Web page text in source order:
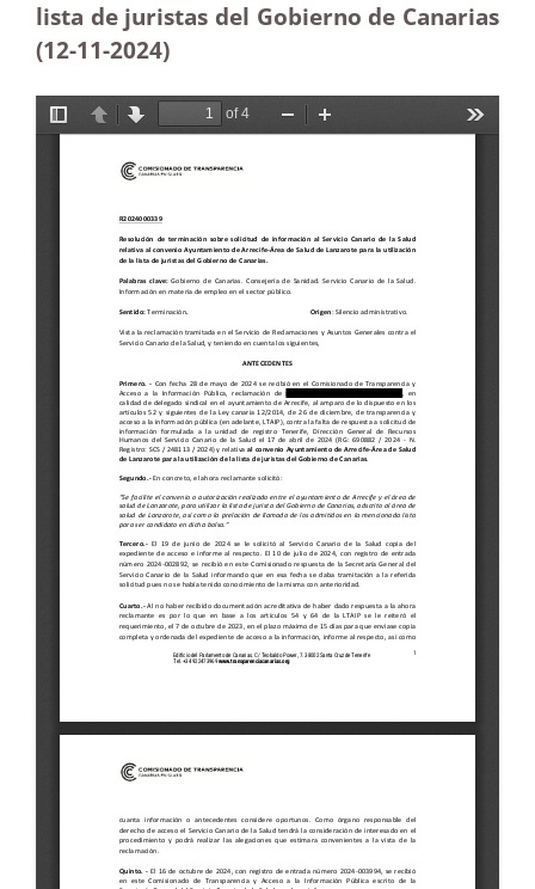
lista de juristas del Gobierno de Canarias
(12-11-2024)